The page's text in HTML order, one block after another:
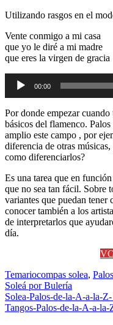
Utilizando rasgos en el
Vente conmigo a mi casa
que yo le diré a mi madre
que eres la virgen de gracia
Reproductor
audio
00:00
Por donde empezar
básicos del flamenco.
amplio este campo , por
diferencia de otras
como diferenciarlos?
Es una tarea que en
que no sea tan fácil. Sobre
variantes que puedan tener
conocer también a los
de interpretarlos que
día.
Temariocompas solea,
Soleá por Bulería
Navegación
de
Solea-Palos-de-la-A-a-la-
Tangos-Palos-de-la-A-a-la-